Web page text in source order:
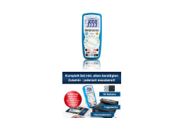
Instrumente de masura si control
Clesti Ampermetrici
Multimetre Digitale
Scule Atelier
Surse de alimentare